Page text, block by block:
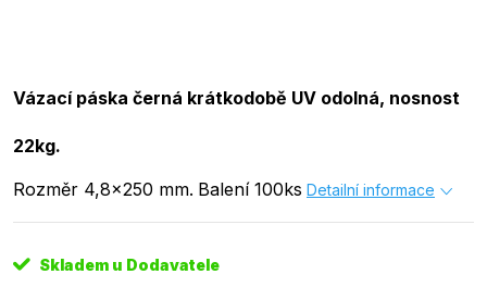
Vázací páska černá krátkodobě UV odolná, nosnost
22kg.
Rozměr 4,8x250 mm. Balení 100ks Detailní informace
Skladem u Dodavatele